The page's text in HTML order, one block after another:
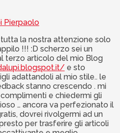
Pierpaolo
la nostra attenzione solo
!!! :D scherzo sei un
terzo articolo del mio Blog
e sto
adattandoli al mio stile.. le
stanno crescendo . mi
e chiedermi gli
… ancora va perfezionato il
dovrei rivolgermi ad un
per trasferire gli articoli